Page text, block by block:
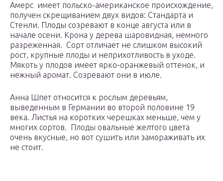
Амерс имеет польско-американское происхождение,
получен скрещиванием двух видов: Стандарта и
Стенли. Плоды созревают в конце августа или в
начале осени. Крона у дерева шаровидная, немного
разреженная. Сорт отличает не слишком высокий
рост, крупные плоды и неприхотливость в уходе.
Мякоть у плодов имеет ярко-оранжевый оттенок, и
нежный аромат. Созревают они в июле.
Анна Шпет относится к рослым деревьям,
выведенным в Германии во второй половине 19
века. Листья на коротких черешках меньше, чем у
многих сортов. Плоды овальные желтого цвета
очень вкусные, но вот сушить или замораживать их
не стоит.